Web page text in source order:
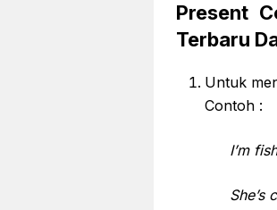
Present
Terbaru
Untuk
Contoh :
I’m
She’s